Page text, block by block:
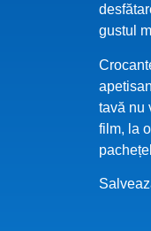
gustul
tavă nu
film, la